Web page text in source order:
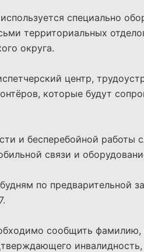
специально
территориальных
округа.
центр,
которые будут
и бесперебойной работы
связи и
по предварительной
сообщить фамилию,